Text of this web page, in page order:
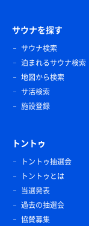
サウナを探す
サウナ検索
泊まれるサウナ検索
地図から検索
サ活検索
施設登録
トントゥ
トントゥ抽選会
トントゥとは
当選発表
過去の抽選会
協賛募集